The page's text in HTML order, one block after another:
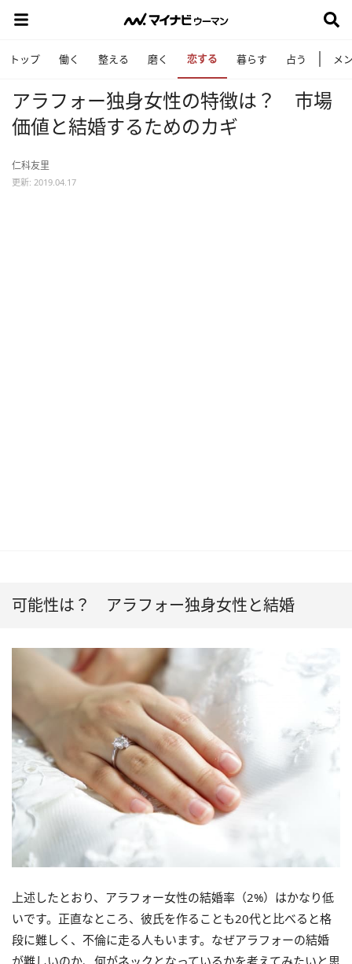
トップ 働く 整える 磨く 恋する 暮らす 占う メ
アラフォー独身女性の特徴は？ 市場
価値と結婚するためのカギ
仁科友里
更新: 2019.04.17
可能性は？ アラフォー独身女性と結婚
上述したとおり、アラフォー女性の結婚率（2%）はかなり低
いです。正直なところ、彼氏を作ることも20代と比べると格
段に難しく、不倫に走る人もいます。なぜアラフォーの結婚
が難しいのか、何がネックとなっているかを考えてみたいと思